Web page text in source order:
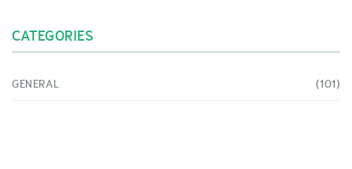
CATEGORIES
GENERAL (101)